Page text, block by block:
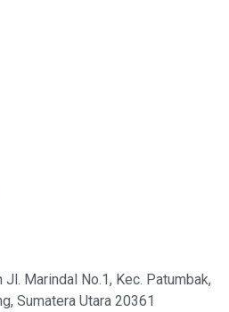
Jl. Marindal No.1, Kec. Patumbak,
Sumatera Utara 20361